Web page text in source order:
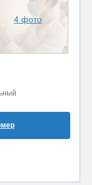
4 фото